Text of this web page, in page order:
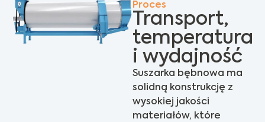
Proces
Transport,
temperatura
i wydajność
Suszarka bębnowa ma
solidną konstrukcję z
wysokiej jakości
materiałów, które